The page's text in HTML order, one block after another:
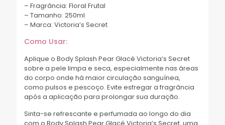
– Fragrância: Floral Frutal
– Tamanho: 250ml
– Marca: Victoria’s Secret
Como Usar:
Aplique o Body Splash Pear Glacé Victoria’s Secret
sobre a pele limpa e seca, especialmente nas áreas
do corpo onde há maior circulação sanguínea,
como pulsos e pescoço. Evite esfregar a fragrância
após a aplicação para prolongar sua duração.
Sinta-se refrescante e perfumada ao longo do dia
com o Body Splash Pear Glacé Victoria’s Secret, uma